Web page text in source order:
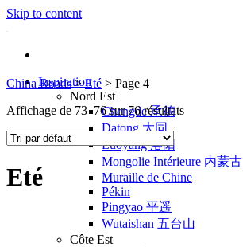
Skip to content
Inspiration
Nord Est
Chengde 承德
Datong 大同
Luoyang 洛阳
Mongolie Intérieure 内蒙古
Muraille de Chine
Pékin
Pingyao 平遥
Wutaishan 五台山
Côte Est
China Roads > Eté > Page 4
Affichage de 73–76 sur 76 résultats
Eté